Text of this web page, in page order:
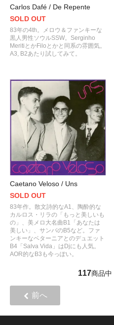
Carlos Dafé / De Repente
SOLD OUT
83年の4th。メロウ＆ファンキーな
黒人男性ソウルSSW。Serginho
MeritiとかFiloとかと同系の雰囲気。
A3, B2あたり試してみて。
Caetano Veloso / Uns
SOLD OUT
83年作。散文詩的なA1、陶酔的な
カルロス・リラの「もっと美しいも
の」、美メロ大名曲B1「あなたは
美しい」、サンバのB5など。ファ
ンキーなベターニアとのデュエット
B4「Salva Vida」はDjにも人気。
AOR的なB3も今っぽい。
117商品中
前へ